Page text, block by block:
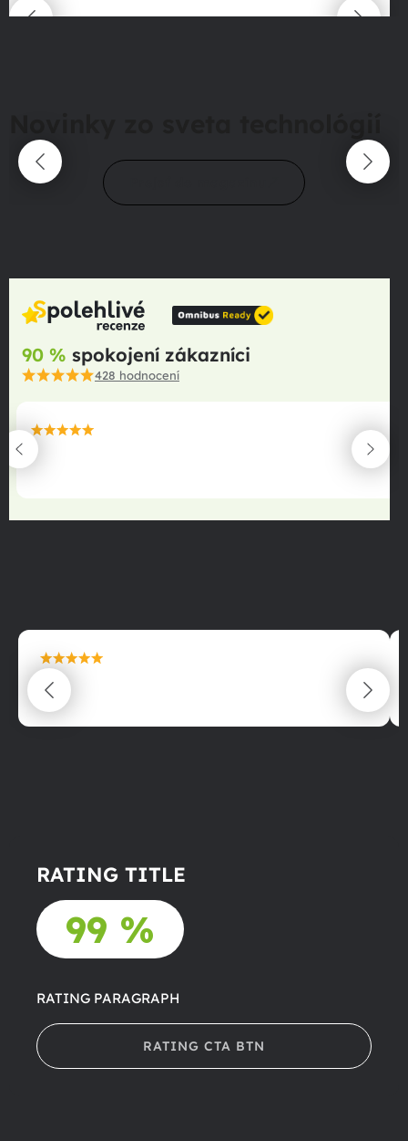
90 % spokojení zákazníci
428 hodnocení
maximální spokojenost
22.06.2025
maximální spokojenost
22.06.2025
RATING TITLE
99 %
RATING PARAGRAPH
RATING CTA BTN